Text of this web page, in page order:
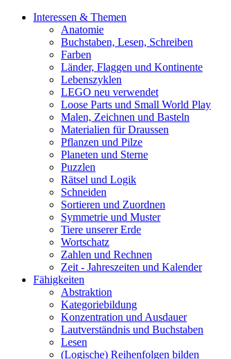
Interessen & Themen
Anatomie
Buchstaben, Lesen, Schreiben
Farben
Länder, Flaggen und Kontinente
Lebenszyklen
LEGO neu verwendet
Loose Parts und Small World Play
Malen, Zeichnen und Basteln
Materialien für Draussen
Pflanzen und Pilze
Planeten und Sterne
Puzzlen
Rätsel und Logik
Schneiden
Sortieren und Zuordnen
Symmetrie und Muster
Tiere unserer Erde
Wortschatz
Zahlen und Rechnen
Zeit - Jahreszeiten und Kalender
Fähigkeiten
Abstraktion
Kategoriebildung
Konzentration und Ausdauer
Lautverständnis und Buchstaben
Lesen
(Logische) Reihenfolgen bilden